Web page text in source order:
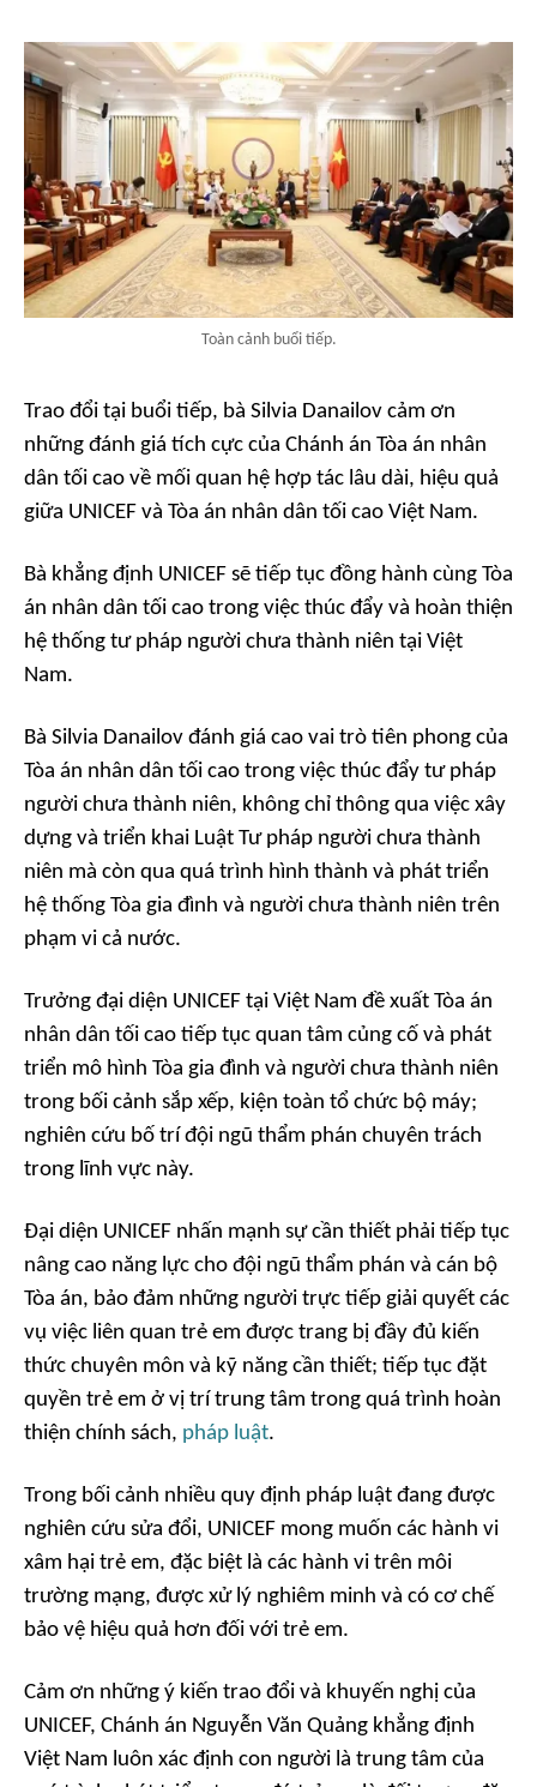
Toàn cảnh buổi tiếp.
Trao đổi tại buổi tiếp, bà Silvia Danailov cảm ơn
những đánh giá tích cực của Chánh án Tòa án nhân
dân tối cao về mối quan hệ hợp tác lâu dài, hiệu quả
giữa UNICEF và Tòa án nhân dân tối cao Việt Nam.
Bà khẳng định UNICEF sẽ tiếp tục đồng hành cùng Tòa
án nhân dân tối cao trong việc thúc đẩy và hoàn thiện
hệ thống tư pháp người chưa thành niên tại Việt
Nam.
Bà Silvia Danailov đánh giá cao vai trò tiên phong của
Tòa án nhân dân tối cao trong việc thúc đẩy tư pháp
người chưa thành niên, không chỉ thông qua việc xây
dựng và triển khai Luật Tư pháp người chưa thành
niên mà còn qua quá trình hình thành và phát triển
hệ thống Tòa gia đình và người chưa thành niên trên
phạm vi cả nước.
Trưởng đại diện UNICEF tại Việt Nam đề xuất Tòa án
nhân dân tối cao tiếp tục quan tâm củng cố và phát
triển mô hình Tòa gia đình và người chưa thành niên
trong bối cảnh sắp xếp, kiện toàn tổ chức bộ máy;
nghiên cứu bố trí đội ngũ thẩm phán chuyên trách
trong lĩnh vực này.
Đại diện UNICEF nhấn mạnh sự cần thiết phải tiếp tục
nâng cao năng lực cho đội ngũ thẩm phán và cán bộ
Tòa án, bảo đảm những người trực tiếp giải quyết các
vụ việc liên quan trẻ em được trang bị đầy đủ kiến
thức chuyên môn và kỹ năng cần thiết; tiếp tục đặt
quyền trẻ em ở vị trí trung tâm trong quá trình hoàn
thiện chính sách, pháp luật.
Trong bối cảnh nhiều quy định pháp luật đang được
nghiên cứu sửa đổi, UNICEF mong muốn các hành vi
xâm hại trẻ em, đặc biệt là các hành vi trên môi
trường mạng, được xử lý nghiêm minh và có cơ chế
bảo vệ hiệu quả hơn đối với trẻ em.
Cảm ơn những ý kiến trao đổi và khuyến nghị của
UNICEF, Chánh án Nguyễn Văn Quảng khẳng định
Việt Nam luôn xác định con người là trung tâm của